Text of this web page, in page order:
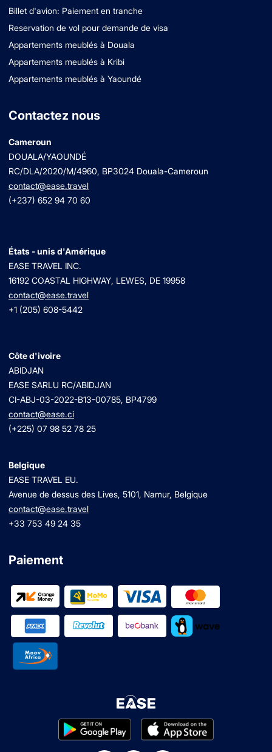
Billet d'avion: Paiement en tranche
Reservation de vol pour demande de visa
Appartements meublés à Douala
Appartements meublés à Kribi
Appartements meublés à Yaoundé
Contactez nous
Cameroun
DOUALA/YAOUNDÉ
RC/DLA/2020/M/4960, BP3024 Douala-Cameroun
contact@ease.travel
(+237) 652 94 70 60
États - unis d'Amérique
EASE TRAVEL INC.
16192 COASTAL HIGHWAY, LEWES, DE 19958
contact@ease.travel
+1 (205) 608-5442
Côte d'ivoire
ABIDJAN
EASE SARLU RC/ABIDJAN
CI-ABJ-03-2022-B13-00785, BP4799
contact@ease.ci
(+225) 07 98 52 78 25
Belgique
EASE TRAVEL EU.
Avenue de dessus des Lives, 5101, Namur, Belgique
contact@ease.travel
+33 753 49 24 35
Paiement